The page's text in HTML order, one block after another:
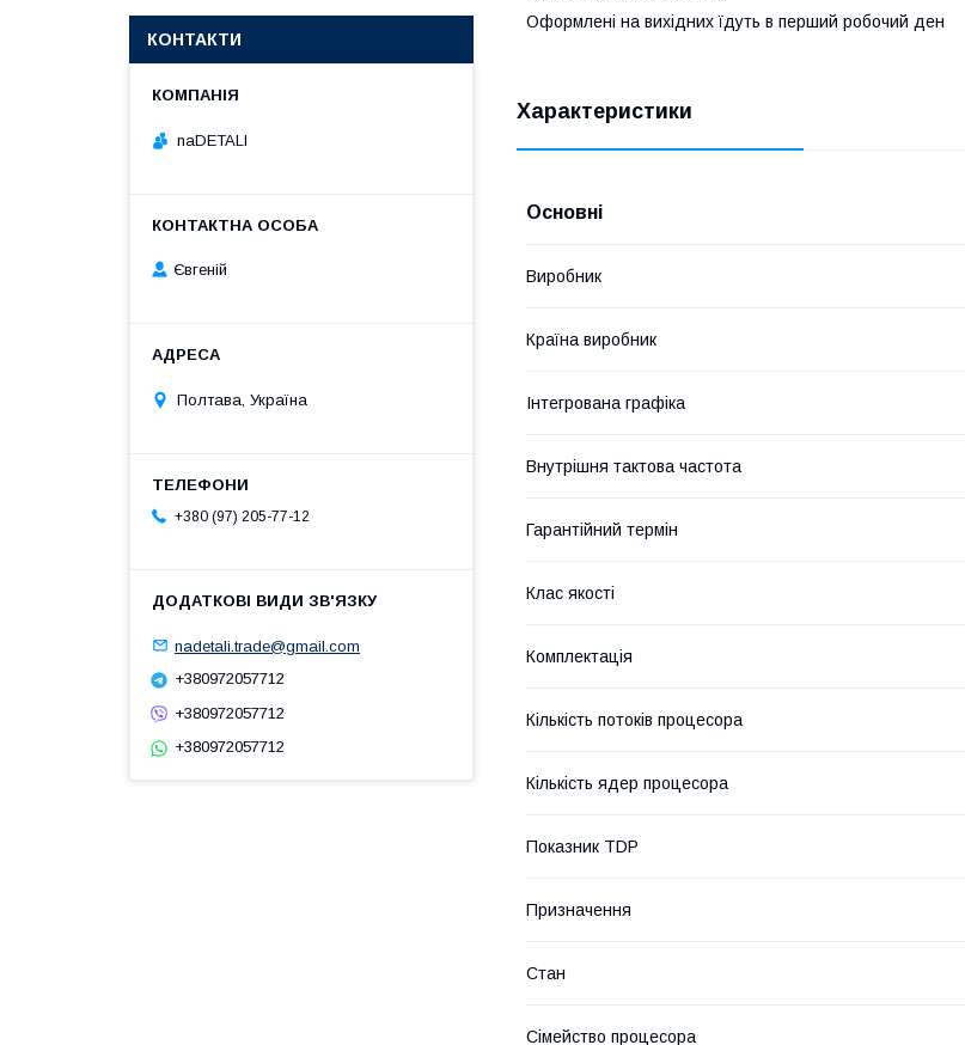
Оформлені на вихідних їдуть в перший робочий ден
Характеристики
Основні
Виробник
Країна виробник
Інтегрована графіка
Внутрішня тактова частота
Гарантійний термін
Клас якості
Комплектація
Кількість потоків процесора
Кількість ядер процесора
Показник TDP
Призначення
Стан
Сімейство процесора
КОНТАКТИ
naDETALI
Євгеній
Полтава, Україна
+380 (97) 205-77-12
nadetali.trade@gmail.com
+380972057712
+380972057712
+380972057712